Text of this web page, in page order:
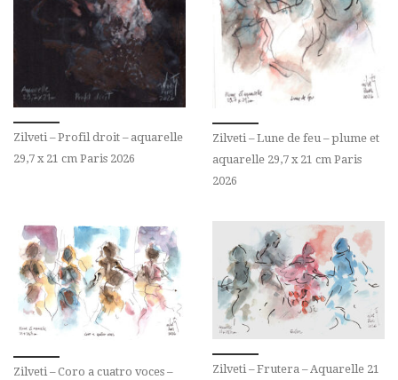
Zilveti – Profil droit – aquarelle
29,7 x 21 cm Paris 2026
Zilveti – Lune de feu – plume et
aquarelle 29,7 x 21 cm Paris
2026
Zilveti – Coro a cuatro voces –
Zilveti – Frutera – Aquarelle 21